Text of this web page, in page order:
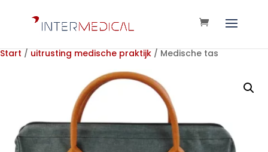
Start / uitrusting medische praktijk / Medische tas